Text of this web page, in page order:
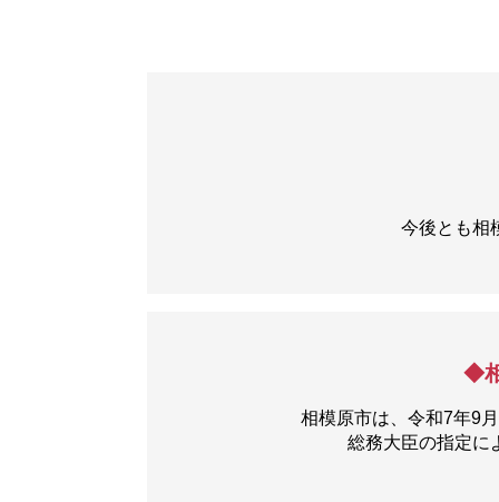
今後とも相
◆
相模原市は、令和7年9
総務大臣の指定に